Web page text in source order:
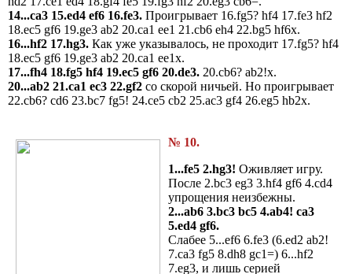
14...ca3 15.ed4 ef6 16.fe3. Проигрывает 16.fg5? hf4 17.fe3 hf2
18.ec5 gf6 19.ge3 ab2 20.ca1 ee1 21.cb6 eh4 22.bg5 hf6x.
16...hf2 17.hg3. Как уже указывалось, не проходит 17.fg5? hf4
18.ec5 gf6 19.ge3 ab2 20.ca1 ee1x.
17...fh4 18.fg5 hf4 19.ec5 gf6 20.de3. 20.cb6? ab2!x.
20...ab2 21.ca1 ec3 22.gf2 со скорой ничьей. Но проигрывает
22.cb6? cd6 23.bc7 fg5! 24.ce5 cb2 25.ac3 gf4 26.eg5 hb2x.
№ 10.
1...fe5 2.hg3! Оживляет игру.
После 2.bc3 eg3 3.hf4 gf6 4.cd4
упрощения неизбежны.
2...ab6 3.bc3 bc5 4.ab4! ca3
5.ed4 gf6.
Слабее 5...ef6 6.fe3 (6.ed2 ab2!
7.ca3 fg5 8.dh8 gc1=) 6...hf2
7.eg3, и лишь серией